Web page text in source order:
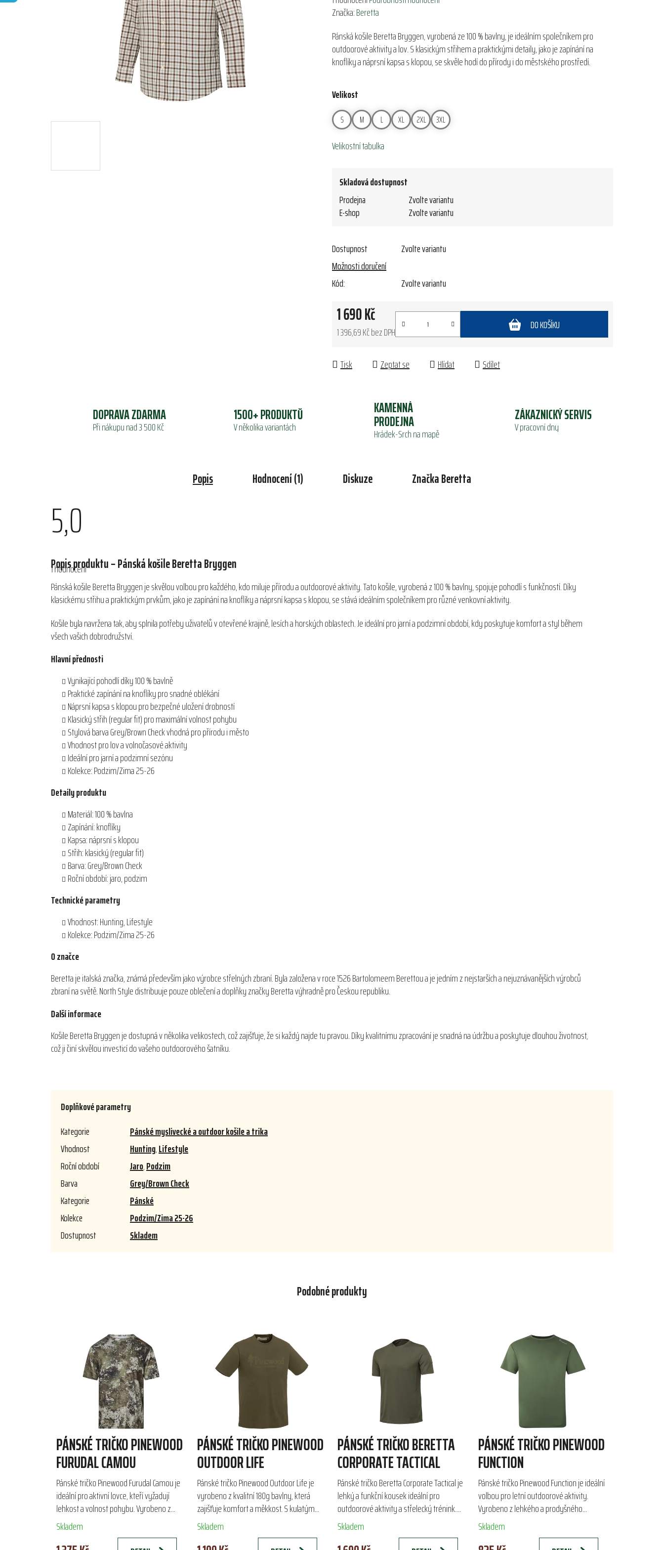
hodnocení
je
5,0
z
hvězdiček.
Značka:Beretta
Pánská košile Beretta Bryggen, vyrobená ze 100 % bavlny, je ideálním společníkem pro
outdoorové aktivity a lov. S klasickým střihem a praktickými detaily, jako je zapínání na
knoflíky a náprsní kapsa s klopou, se skvěle hodí do přírody i do městského prostředí.
Velikost
S M L XL 2XL 3XL
Velikostní tabulka
Skladová dostupnost
Prodejna
Zvolte variantu
E-shop
Zvolte variantu
Dostupnost
Zvolte variantu
Možnosti doručení
Kód:
Zvolte variantu
1 690 Kč
1 396,69 Kč bez DPH
DO KOŠÍKU
Tisk Zeptat se Hlídat Sdílet
DOPRAVA ZDARMA
Při nákupu nad 3 500 Kč
1500+ PRODUKTŮ
V několika variantách
KAMENNÁ
PRODEJNA
Hrádek-Srch na mapě
ZÁKAZNICKÝ SERVIS
V pracovní dny
Popis Hodnocení (1) Diskuze ZnačkaBeretta
5,0
hodnocení
produktu
je
5,0
z
hvězdiček.
1 hodnocení
Popis produktu – Pánská košile Beretta Bryggen
Pánská košile Beretta Bryggen je skvělou volbou pro každého, kdo miluje přírodu a outdoorové aktivity. Tato košile, vyrobená z 100 % bavlny, spojuje pohodlí s funkčností. Díky
klasickému střihu a praktickým prvkům, jako je zapínání na knoflíky a náprsní kapsa s klopou, se stává ideálním společníkem pro různé venkovní aktivity.
Košile byla navržena tak, aby splnila potřeby uživatelů v otevřené krajině, lesích a horských oblastech. Je ideální pro jarní a podzimní období, kdy poskytuje komfort a styl během
všech vašich dobrodružství.
Hlavní přednosti
Vynikající pohodlí díky 100 % bavlně
Praktické zapínání na knoflíky pro snadné oblékání
Náprsní kapsa s klopou pro bezpečné uložení drobností
Klasický střih (regular fit) pro maximální volnost pohybu
Stylová barva Grey/Brown Check vhodná pro přírodu i město
Vhodnost pro lov a volnočasové aktivity
Ideální pro jarní a podzimní sezónu
Kolekce: Podzim/Zima 25-26
Detaily produktu
Materiál: 100 % bavlna
Zapínání: knoflíky
Kapsa: náprsní s klopou
Střih: klasický (regular fit)
Barva: Grey/Brown Check
Roční období: jaro, podzim
Technické parametry
Vhodnost: Hunting, Lifestyle
Kolekce: Podzim/Zima 25-26
O značce
Beretta je italská značka, známá především jako výrobce střelných zbraní. Byla založena v roce 1526 Bartolomeem Berettou a je jedním z nejstarších a nejuznávanějších výrobců
zbraní na světě. North Style distribuuje pouze oblečení a doplňky značky Beretta výhradně pro Českou republiku.
Další informace
Košile Beretta Bryggen je dostupná v několika velikostech, což zajišťuje, že si každý najde tu pravou. Díky kvalitnímu zpracování je snadná na údržbu a poskytuje dlouhou životnost,
což ji činí skvělou investicí do vašeho outdoorového šatníku.
Doplňkové parametry
Kategorie
Pánské myslivecké a outdoor košile a trika
Vhodnost
Hunting,Lifestyle
Roční období
Jaro,Podzim
Barva
Grey/Brown Check
Kategorie
Pánské
Kolekce
Podzim/Zima 25-26
Dostupnost
Skladem
Podobné produkty
PÁNSKÉ TRIČKO PINEWOOD
FURUDAL CAMOU
Pánské tričko Pinewood Furudal Camou je
ideální pro aktivní lovce, kteří vyžadují
lehkost a volnost pohybu. Vyrobeno z
vysoce prodyšného materiálu, toto tričko
zajišťuje komfort...
Skladem
PÁNSKÉ TRIČKO PINEWOOD
OUTDOOR LIFE
Pánské tričko Pinewood Outdoor Life je
vyrobeno z kvalitní 180g bavlny, která
zajišťuje komfort a měkkost. S kulatým
výstřihem a nápisem Pinewood na hrudi je
ideální pro volný...
Skladem
PÁNSKÉ TRIČKO BERETTA
CORPORATE TACTICAL
Pánské tričko Beretta Corporate Tactical je
lehký a funkční kousek ideální pro
outdoorové aktivity a střelecký trénink.
Vyrobeno z technického materiálu s
antibakteriálním...
Skladem
PÁNSKÉ TRIČKO PINEWOOD
FUNCTION
Pánské tričko Pinewood Function je ideální
volbou pro letní outdoorové aktivity.
Vyrobeno z lehkého a prodyšného
materiálu s 4-směrným strečem, zajišťuje
pohodlí a volnost...
Skladem